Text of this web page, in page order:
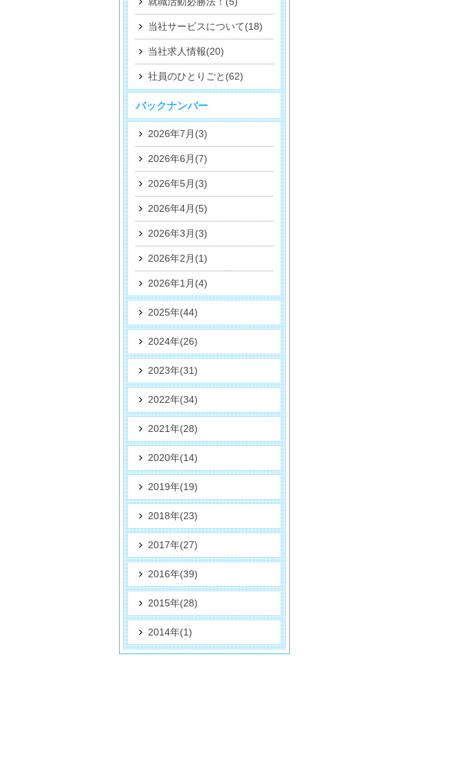
当社サービスについて(18)
当社求人情報(20)
社員のひとりごと(62)
バックナンバー
2026年7月(3)
2026年6月(7)
2026年5月(3)
2026年4月(5)
2026年3月(3)
2026年2月(1)
2026年1月(4)
2025年(44)
2024年(26)
2023年(31)
2022年(34)
2021年(28)
2020年(14)
2019年(19)
2018年(23)
2017年(27)
2016年(39)
2015年(28)
2014年(1)